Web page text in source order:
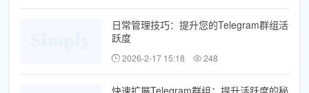
日常管理技巧：提升您的Telegram群组活
跃度
2026-2-17 15:18 248